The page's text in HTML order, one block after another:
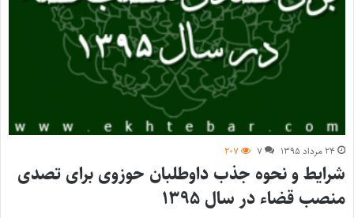
۲۴ مرداد ۱۳۹۵ ۷ ۲۰۷
شرایط و نحوه جذب داوطلبان حوزوی برای تصدی
منصب قضاء در سال ۱۳۹۵